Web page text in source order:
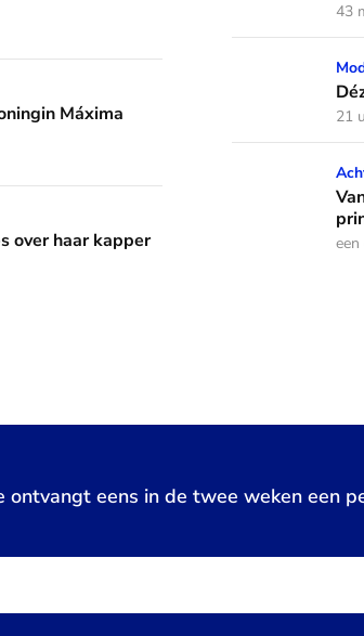
van hun drie dochters
Máxima
en favoriete kapsels
over haar kapper
43
Déze zomerse
21
Van prinses
een
ontvangt eens in de twee weken een